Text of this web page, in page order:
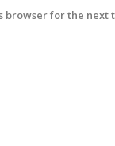
browser for the next